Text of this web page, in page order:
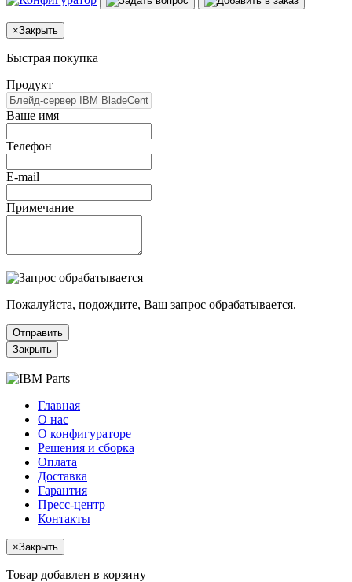
×Закрыть
Быстрая покупка
Продукт
Ваше имя
Телефон
E-mail
Примечание
Пожалуйста, подождите, Ваш запрос обрабатывается.
Отправить
Закрыть
Главная
О нас
О конфигураторе
Решения и сборка
Оплата
Доставка
Гарантия
Пресс-центр
Контакты
×Закрыть
Товар добавлен в корзину